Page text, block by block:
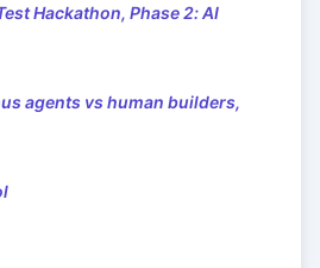
Hackathon, Phase 2: AI
agents vs human builders,